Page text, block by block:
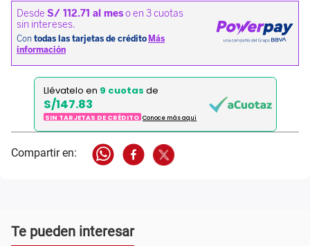
Llévatelo en 9 cuotas de
S/147.83
SIN TARJETAS DE CRÉDITO Conoce más aqui
Te pueden interesar